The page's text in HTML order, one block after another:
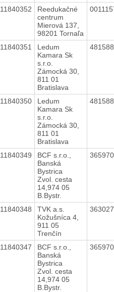
11840352
Reedukačné
centrum
Mierová 137,
98201 Tornaľa
11840351
Ledum
Kamara Sk
s.r.o.
Zámocká 30,
811 01
Bratislava
11840350
Ledum
Kamara Sk
s.r.o.
Zámocká 30,
811 01
Bratislava
11840349
BCF s.r.o.,
Banská
Bystrica
Zvol. cesta
14,974 05
B.Bystr.
11840348
TVK a.s.
Kožušníca 4,
911 05
Trenčín
11840347
BCF s.r.o.,
Banská
Bystrica
Zvol. cesta
14,974 05
B.Bystr.